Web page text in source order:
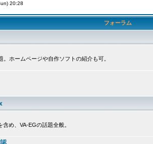
20:28
フォーラム
。ホームページや自作ソフトの紹介も可。
含め、VA-EGの話題全般。